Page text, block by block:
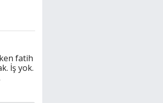
fatih
İş yok.